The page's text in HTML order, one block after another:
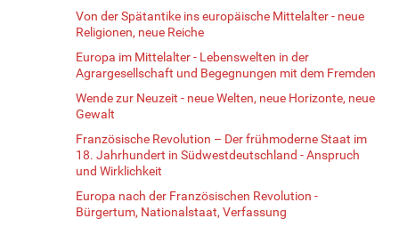
Von der Spätantike ins europäische Mittelalter - neue
Religionen, neue Reiche
Europa im Mittelalter - Lebenswelten in der
Agrargesellschaft und Begegnungen mit dem Fremden
Wende zur Neuzeit - neue Welten, neue Horizonte, neue
Gewalt
Französische Revolution – Der frühmoderne Staat im
18. Jahrhundert in Südwestdeutschland - Anspruch
und Wirklichkeit
Europa nach der Französischen Revolution -
Bürgertum, Nationalstaat, Verfassung